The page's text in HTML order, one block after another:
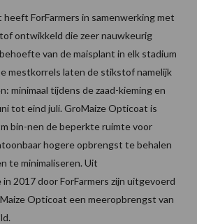
ForFarmers in samenwerking met
ontwikkeld die zeer nauwkeurig
van de maisplant in elk stadium
mestkorrels laten de stikstof namelijk
minimaal tijdens de zaad-kieming en
tot eind juli. GroMaize Opticoat is
bin-nen de beperkte ruimte voor
hogere opbrengst te behalen
te minimaliseren. Uit
2017 door ForFarmers zijn uitgevoerd
Opticoat een meeropbrengst van